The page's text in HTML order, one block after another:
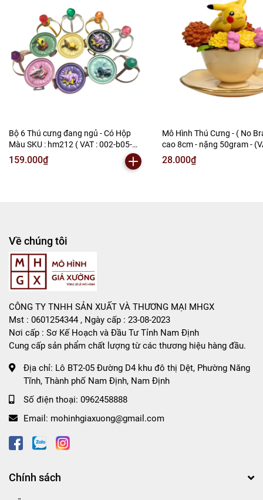
Bộ 6 Thú cưng đang ngủ - Có Hộp
Màu SKU : hm212 ( VAT : 002-b05-
100 ) M-2
159.000₫
Mô Hình Thú Cưng - ( No
cao 8cm - nặng 50gram -
59)
28.000₫
Về chúng tôi
CÔNG TY TNHH SẢN XUẤT VÀ THƯƠNG MẠI MHGX
Mst : 0601254344 , Ngày cấp : 23-08-2023
Nơi cấp : Sơ Kế Hoạch và Đầu Tư Tỉnh Nam Định
Cung cấp sản phẩm chất lượng từ các thương hiệu hàng đầu.
Địa chỉ: Lô BT2-05 Đường D4 khu đô thị Dệt, Phường Năng
Tĩnh, Thành phố Nam Định, Nam Định
Số điện thoại: 0962458888
Email: mohinhgiaxuong@gmail.com
Chính sách